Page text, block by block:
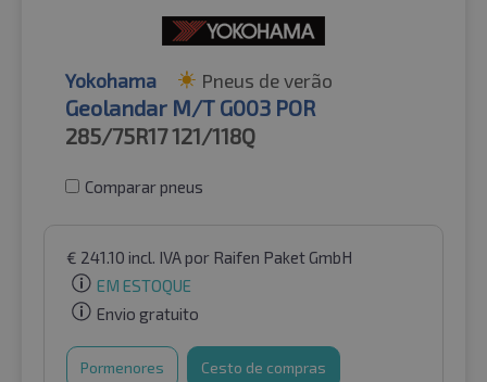
Yokohama Pneus de verão
Geolandar M/T G003 POR
285/75R17121/118Q
Comparar pneus
€ 241.10 incl. IVApor Raifen Paket GmbH
EM ESTOQUE
Envio gratuito
Pormenores Cesto de compras